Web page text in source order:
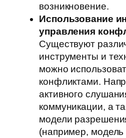
возникновение.
Использование
управления
Существуют
инструменты и
можно
конфликтами.
активного
коммуникации, а
модели
(например,